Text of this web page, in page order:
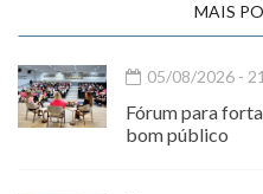
MAIS
05/08/2026 -
Fórum para
bom público